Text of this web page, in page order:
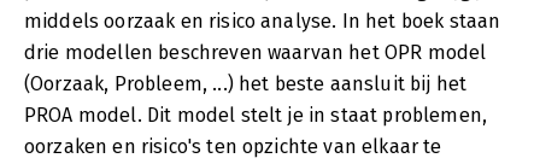
middels oorzaak en risico analyse. In het boek staan
drie modellen beschreven waarvan het OPR model
(Oorzaak, Probleem, ...) het beste aansluit bij het
PROA model. Dit model stelt je in staat problemen,
oorzaken en risico's ten opzichte van elkaar te